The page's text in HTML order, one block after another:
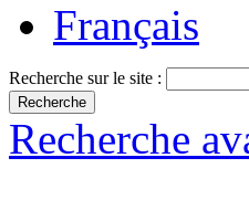
Français
Recherche sur le site :
Recherche